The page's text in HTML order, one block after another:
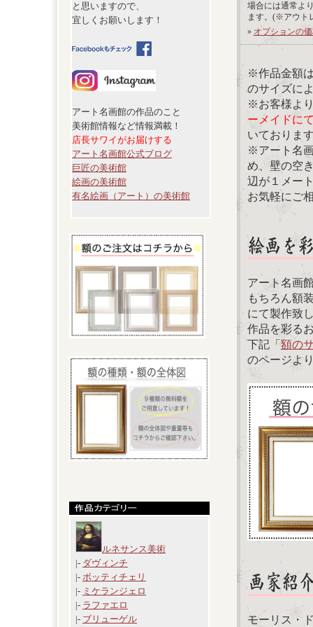
と思いますので、
宜しくお願いします！
アート名画館の作品のこと
美術館情報など情報満載！
店長サワイがお届けする
アート名画館公式ブログ
巨匠の美術館
絵画の美術館
有名絵画（アート）の美術館
ルネサンス美術
|- ダヴィンチ
|- ボッティチェリ
|- ミケランジェロ
|- ラファエロ
|- ブリューゲル
場合には通常よ
ます。(※アウト
» オプションの
※作品金額
のサイズに
※お客様よ
ーメイドに
いておりま
※アート名
め、壁の空
辺が１メー
お気軽にご
アート名画
もちろん額
にて製作致
作品を彩る
下記「額の
のページよ
モーリス・